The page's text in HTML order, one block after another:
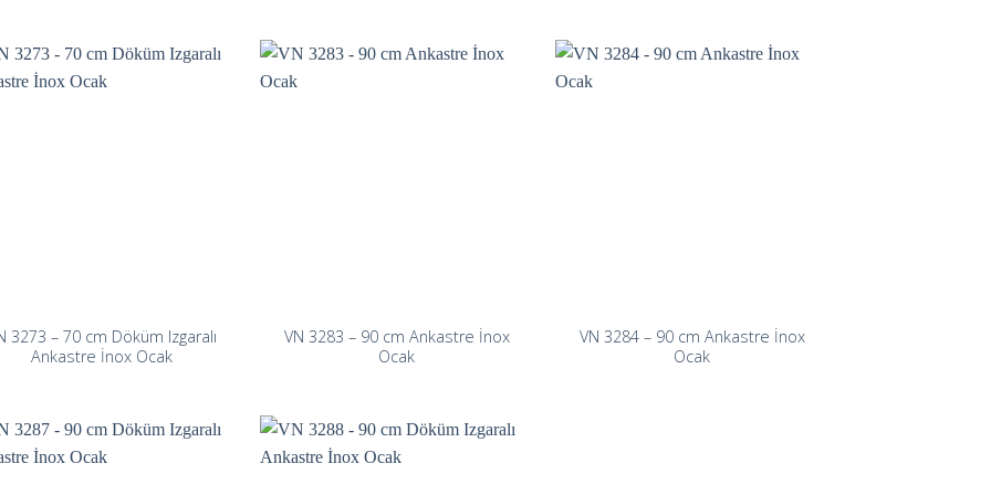
3273 – 70 cm Döküm Izgaralı
Ankastre İnox Ocak
VN 3283 – 90 cm Ankastre İnox
Ocak
VN 3284 – 90 cm Ankastre İnox
Ocak